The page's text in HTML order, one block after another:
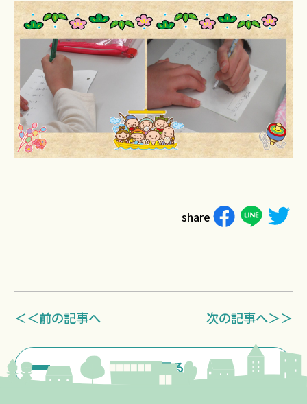
share
＜＜前の記事へ
一覧に戻る
次の記事へ＞＞